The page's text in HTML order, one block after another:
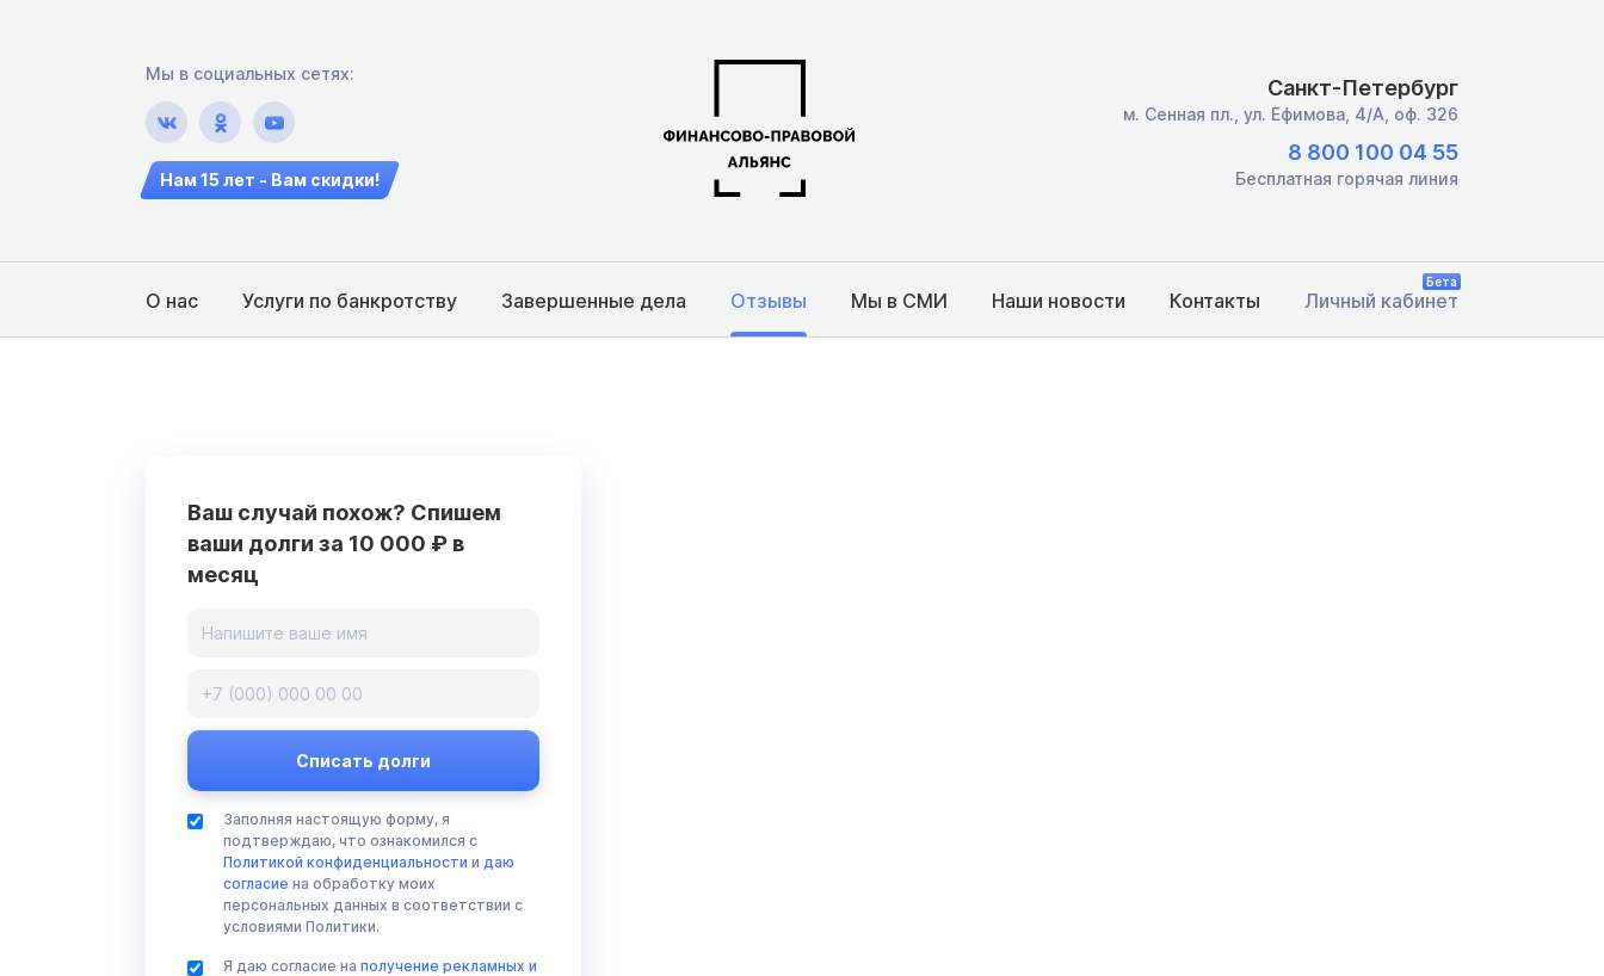
Мы в социальных сетях:
Нам 15 лет - Вам скидки!
Санкт-Петербург
м. Сенная пл., ул. Ефимова, 4/А, оф. 326
8 800 100 04 55
Бесплатная горячая линия
О нас Услуги по банкротству Завершенные дела Отзывы Мы в СМИ Наши новости Контакты Личный кабинет
Бета
Ваш случай похож? Спишем
ваши долги за 10 000 ₽ в
месяц
Заполняя настоящую форму, я
подтверждаю, что ознакомился с
Политикой конфиденциальности и даю
согласие на обработку моих
персональных данных в соответствии с
условиями Политики.
Я даю согласие на получение рекламных и